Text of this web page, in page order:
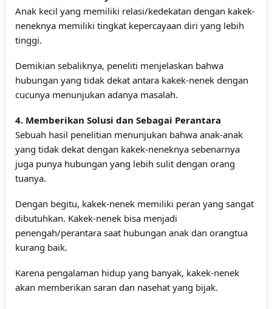
Anak kecil yang memiliki relasi/kedekatan dengan kakek-
neneknya memiliki tingkat kepercayaan diri yang lebih
tinggi.
Demikian sebaliknya, peneliti menjelaskan bahwa
hubungan yang tidak dekat antara kakek-nenek dengan
cucunya menunjukan adanya masalah.
4. Memberikan Solusi dan Sebagai Perantara
Sebuah hasil penelitian menunjukan bahwa anak-anak
yang tidak dekat dengan kakek-neneknya sebenarnya
juga punya hubungan yang lebih sulit dengan orang
tuanya.
Dengan begitu, kakek-nenek memiliki peran yang sangat
dibutuhkan. Kakek-nenek bisa menjadi
penengah/perantara saat hubungan anak dan orangtua
kurang baik.
Karena pengalaman hidup yang banyak, kakek-nenek
akan memberikan saran dan nasehat yang bijak.